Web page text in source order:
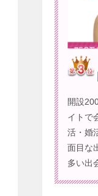
開設
イトで
活・婚
面目な
多い出